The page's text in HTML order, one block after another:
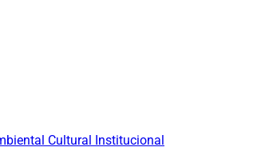
Cultural Institucional